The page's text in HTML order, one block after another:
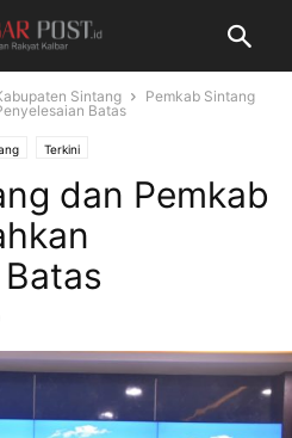
Sintang
Pemkab Sintang
Batas
Terkini
dan Pemkab